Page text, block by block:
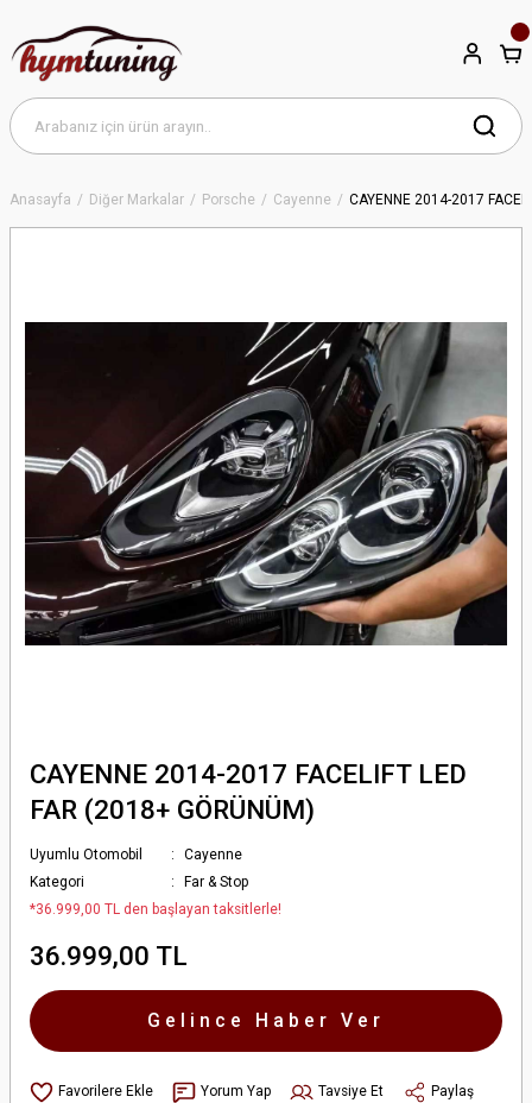
Anasayfa Diğer Markalar Porsche Cayenne CAYENNE 2014-2017
CAYENNE 2014-2017 FACELIFT LED
FAR (2018+ GÖRÜNÜM)
Uyumlu Otomobil
Cayenne
Kategori
Far & Stop
*36.999,00 TL den başlayan taksitlerle!
36.999,00 TL
Gelince Haber Ver
Yorum Yap Tavsiye Et
Paylaş